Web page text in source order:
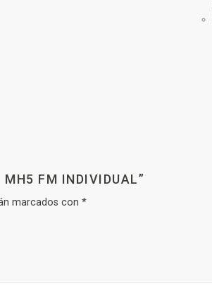
MH5 FM INDIVIDUAL”
marcados con *